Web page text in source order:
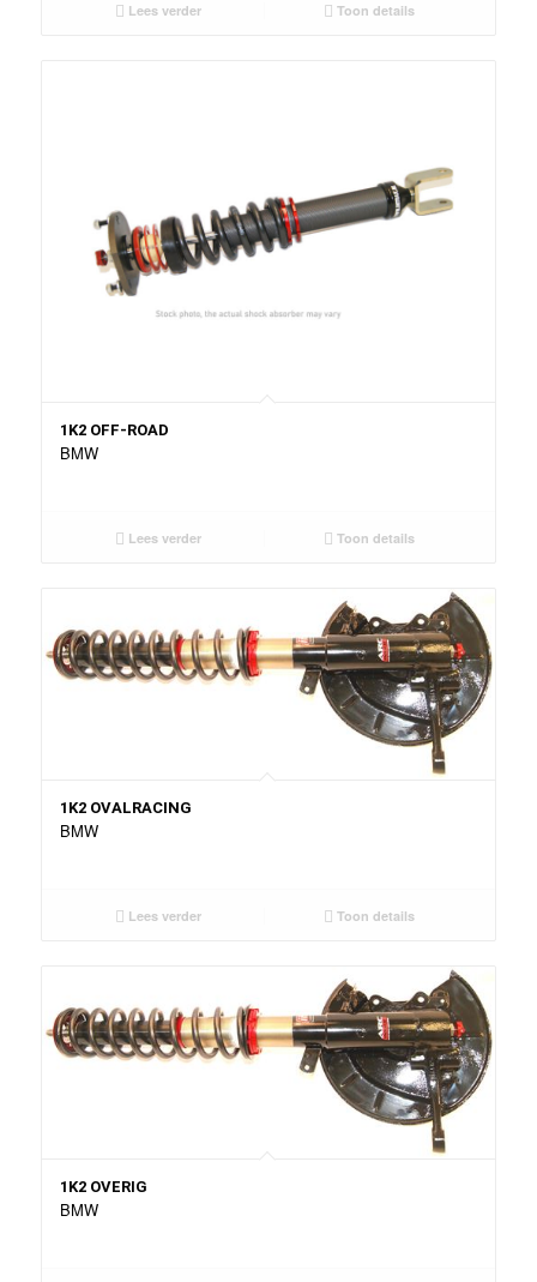
Lees verder Toon details
1K2 OFF-ROAD
BMW
Lees verder Toon details
1K2 OVALRACING
BMW
Lees verder Toon details
1K2 OVERIG
BMW